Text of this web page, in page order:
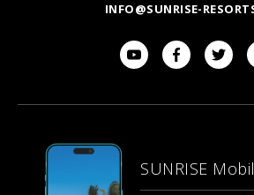
INFO@SUNRISE-
SUNRISE